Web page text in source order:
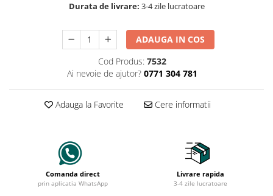
Durata de livrare: 3-4 zile lucratoare
ADAUGA IN COS
Cod Produs: 7532
Ai nevoie de ajutor? 0771 304 781
Adauga la Favorite Cere informatii
Comanda direct
prin aplicatia WhatsApp
Livrare rapida
3-4 zile lucratoare